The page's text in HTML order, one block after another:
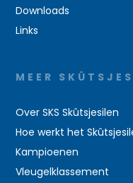
Downloads
Links
MEER
Over SKS Skûtsjesilen
Hoe werkt het
Kampioenen
Vleugelklassement